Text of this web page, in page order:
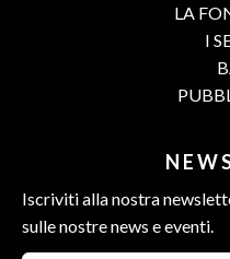
LA
I
Iscriviti alla nostra
sulle nostre news e eventi.